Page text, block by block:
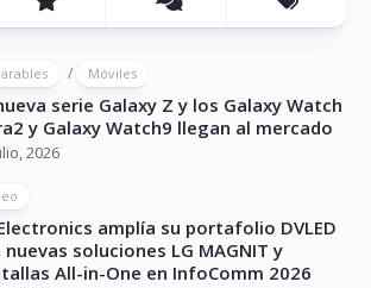
/ Móviles
serie Galaxy Z y los Galaxy Watch
y Galaxy Watch9 llegan al mercado
2026
amplía su portafolio DVLED
nuevas soluciones LG MAGNIT y
All-in-One en InfoComm 2026